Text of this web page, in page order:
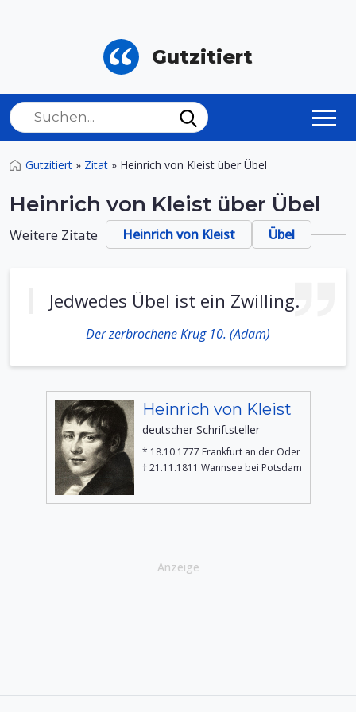
Gutzitiert
Gutzitiert » Zitat » Heinrich von Kleist über Übel
Heinrich von Kleist über Übel
Weitere Zitate Heinrich von Kleist Übel
Jedwedes Übel ist ein Zwilling.
Der zerbrochene Krug 10. (Adam)
Heinrich von Kleist
deutscher Schriftsteller
* 18.10.1777 Frankfurt an der Oder
† 21.11.1811 Wannsee bei Potsdam
Anzeige